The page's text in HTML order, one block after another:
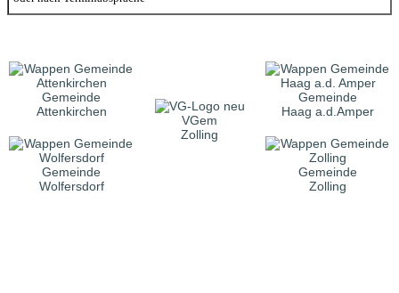
Gemeinde
Attenkirchen
VGem
Zolling
Gemeinde
Haag a.d.Amper
Gemeinde
Wolfersdorf
Gemeinde
Zolling